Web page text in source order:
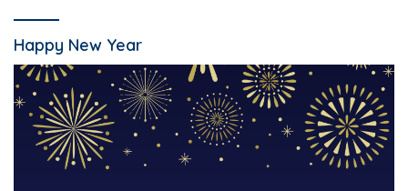
Happy New Year